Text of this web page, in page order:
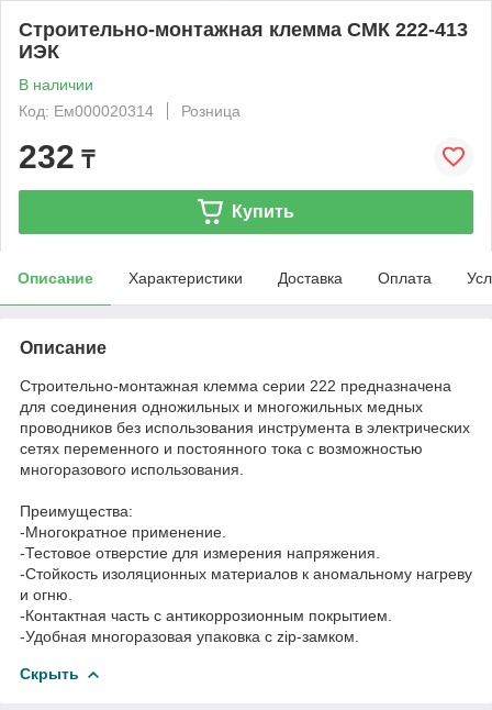
Строительно-монтажная клемма СМК 222-413
ИЭК
В наличии
Код: Ем000020314
Розница
232 ₸
Купить
Описание Характеристики Доставка Оплата
Описание
Строительно-монтажная клемма серии 222 предназначена
для соединения одножильных и многожильных медных
проводников без использования инструмента в электрических
сетях переменного и постоянного тока с возможностью
многоразового использования.
Преимущества:
-Многократное применение.
-Тестовое отверстие для измерения напряжения.
-Стойкость изоляционных материалов к аномальному нагреву
и огню.
-Контактная часть с антикоррозионным покрытием.
-Удобная многоразовая упаковка с zip-замком.
Скрыть